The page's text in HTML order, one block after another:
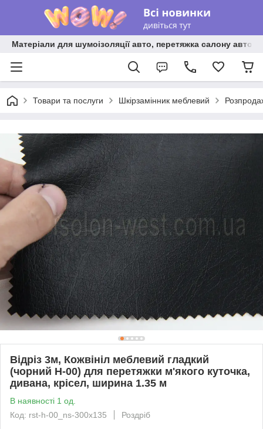
Матеріали для шумоізоляції авто, перетяжка салону авто
Товари та послуги Шкірзамінник меблевий
Відріз 3м, Кожвініл меблевий гладкий
(чорний Н-00) для перетяжки м'якого куточка,
дивана, крісел, ширина 1.35 м
В наявності 1 од.
Код: rst-h-00_ns-300х135
Роздріб